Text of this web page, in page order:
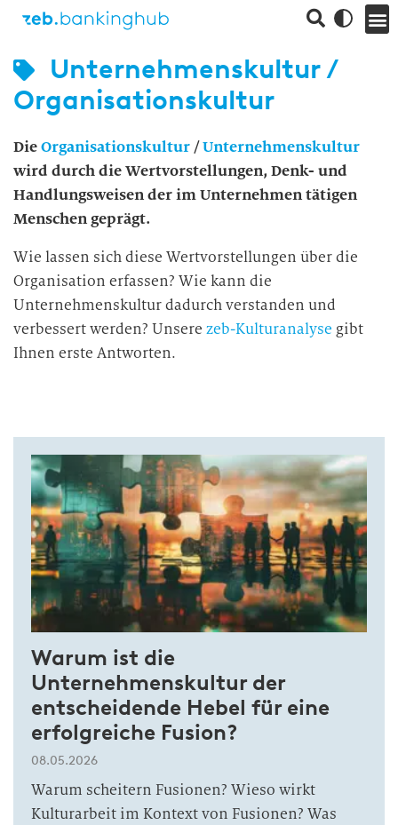
Unternehmenskultur /
Organisationskultur
DieOrganisationskultur /Unternehmenskultur
wird durch die Wertvorstellungen, Denk- und
Handlungsweisen der im Unternehmen tätigen
Menschen geprägt.
Wie lassen sich diese Wertvorstellungen über die
Organisation erfassen? Wie kann die
Unternehmenskultur dadurch verstanden und
verbessert werden? Unsere zeb-Kulturanalyse gibt
Ihnen erste Antworten.
Warum ist die
Unternehmenskultur der
entscheidende Hebel für eine
erfolgreiche Fusion?
08.05.2026
Warum scheitern Fusionen? Wieso wirkt
Kulturarbeit im Kontext von Fusionen? Was